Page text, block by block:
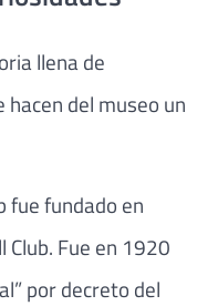
llena de
del museo un
fue fundado en
Fue en 1920
por decreto del